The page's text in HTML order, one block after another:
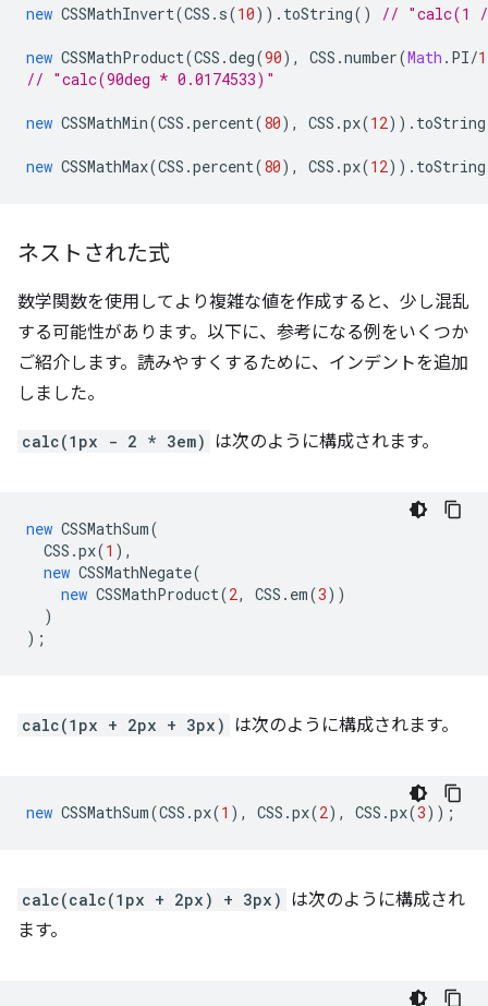
new CSSMathInvert(CSS . s(10)). toString() // "calc(1
new CSSMathProduct(CSS .deg(90), CSS .number(Math . PI/
// "calc(90deg * 0.0174533)"
new CSSMathMin(CSS .percent(80), CSS .px(12)). toString
new CSSMathMax(CSS .percent(80), CSS .px(12)). toString
ネストされた式
数学関数を使用してより複雑な値を作成すると、少し混乱
する可能性があります。以下に、参考になる例をいくつか
ご紹介します。読みやすくするために、インデントを追加
しました。
calc(1px - 2 * 3em) は次のように構成されます。
new CSSMathSum(
CSS .px(1 ),
new CSSMathNegate(
new CSSMathProduct(2, CSS . em(3))
)
);
calc(1px + 2px + 3px) は次のように構成されます。
new CSSMathSum(CSS .px(1 ), CSS .px(2), CSS .px(3));
calc(calc(1px + 2px) + 3px) は次のように構成され
ます。